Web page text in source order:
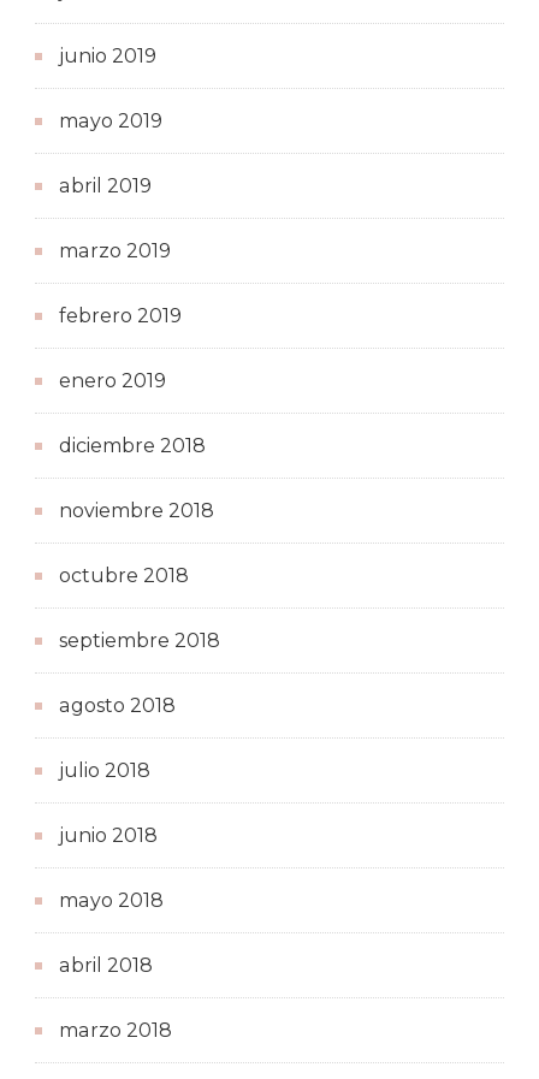
junio 2019
mayo 2019
abril 2019
marzo 2019
febrero 2019
enero 2019
diciembre 2018
noviembre 2018
octubre 2018
septiembre 2018
agosto 2018
julio 2018
junio 2018
mayo 2018
abril 2018
marzo 2018